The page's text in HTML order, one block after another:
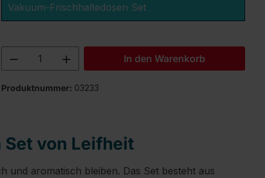
Vakuum-Frischhaltedosen Set
Produkt Anzahl: Gib den
In den Warenkorb
Produktnummer: 03233
von Leifheit
und aromatisch bleiben. Das Set besteht aus